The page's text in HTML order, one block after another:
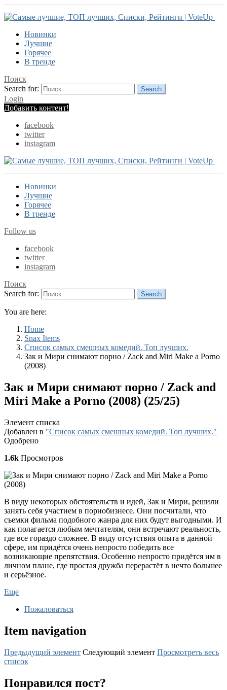
Новинки
Лучшие
Горячее
В тренде
Поиск
Search for:
Search
Login
Добавить контент!
facebook
twitter
instagram
Новинки
Лучшие
Горячее
В тренде
Follow us
facebook
twitter
instagram
Поиск
Search for:
Search
You are here:
Home
Snax Items
Список самых смешных комедий. Топ лучших.
Зак и Мири снимают порно / Zack and Miri Make a Porno
(2008)
Зак и Мири снимают порно / Zack and
Miri Make a Porno (2008) (25/25)
Элемент списка
Добавлен в "Список самых смешных комедий. Топ лучших."
Одобрено
1.6k Просмотров
В виду некоторых обстоятельств и идей, Зак и Мири, решили
занять себя участием в порнобизнесе. Они посчитали, что
съемки фильма подобного жанра для них будут выгодными. И
как полагается любым мечтателям, они встречают реальность,
где все гораздо сложнее. В виду отсутствия опыта в данной
сфере, им придётся очень непросто победить все
возникающие препятствия. Особенно непросто придётся им в
личном плане, где простая дружба перерастёт в нечто большее
и серьёзное.
Еще
Пожаловаться
Item navigation
Предыдущий элемент Следующий элемент Просмотреть весь
список
Понравился пост?